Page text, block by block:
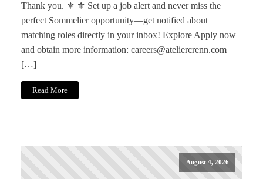
Thank you. ⚜️ ⚜️ Set up a job alert and never miss the
perfect Sommelier opportunity—get notified about
matching roles directly in your inbox! Explore Apply now
and obtain more information: careers@ateliercrenn.com
[…]
Read More
August 4, 2026